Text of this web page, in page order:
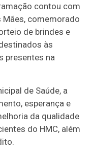
contou com
Mães, comemorado
de brindes e
às
presentes na
de Saúde, a
esperança e
da qualidade
do HMC, além